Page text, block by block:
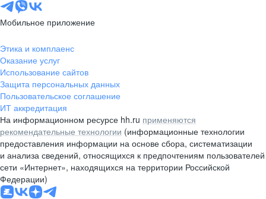
Мобильное приложение
Этика и комплаенс
Оказание услуг
Использование сайтов
Защита персональных данных
Пользовательское соглашение
ИТ аккредитация
На информационном ресурсе hh.ru применяются
рекомендательные технологии (информационные технологии
предоставления информации на основе сбора, систематизации
и анализа сведений, относящихся к предпочтениям пользователей
сети «Интернет», находящихся на территории Российской
Федерации)